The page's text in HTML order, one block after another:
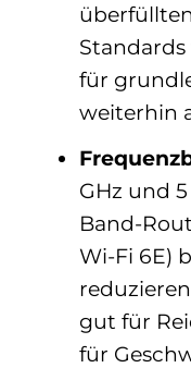
Standards
für
weiterhin
GHz und
Band-
Wi-Fi 6E)
gut für
für